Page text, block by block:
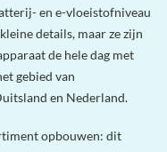
en e-vloeistofniveau
details, maar ze zijn
de hele dag met
gebied van
en Nederland.
opbouwen: dit